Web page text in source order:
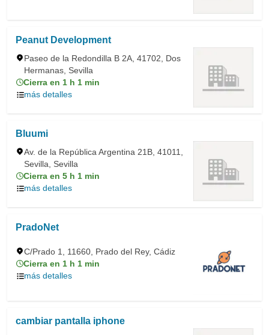
Peanut Development
Paseo de la Redondilla B 2A, 41702, Dos
Hermanas, Sevilla
Cierra en 1 h 1 min
más detalles
Bluumi
Av. de la República Argentina 21B, 41011,
Sevilla, Sevilla
Cierra en 5 h 1 min
más detalles
PradoNet
C/Prado 1, 11660, Prado del Rey, Cádiz
Cierra en 1 h 1 min
más detalles
cambiar pantalla iphone